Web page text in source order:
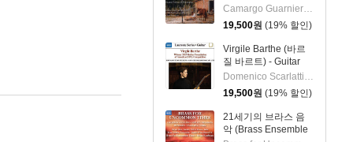
관현악 작품집
(Guarnieri: Pedro
Malazarte)
Camargo Guarnieri 작곡 외 2명
19,500원 (19% 할인)
Virgile Barthe (바르
질 바르트) - Guitar
Recital (기타 리사이
틀)
Domenico Scarlatti 작곡 외 5명
19,500원 (19% 할인)
21세기의 브라스 음
악 (Brass Ensemble